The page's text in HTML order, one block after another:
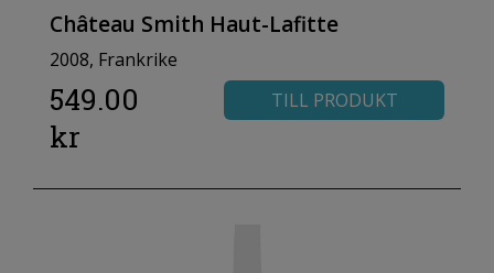
Château Smith Haut-Lafitte
2008, Frankrike
549.00
kr
TILL PRODUKT